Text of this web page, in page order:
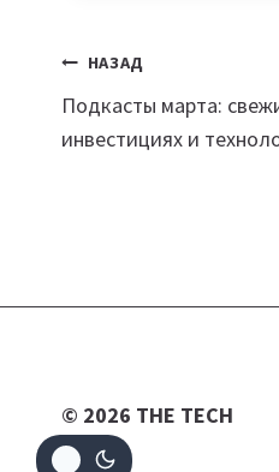
Навигация
по
НАЗАД
Подкасты марта:
инвестициях и
© 2026 THE TECH